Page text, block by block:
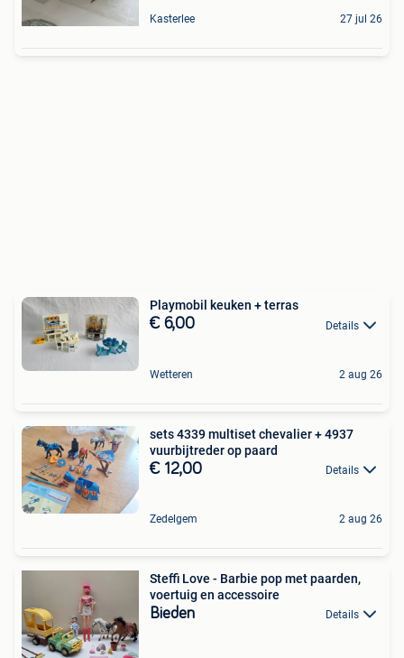
Kasterlee 27 jul 26
Playmobil keuken + terras
€ 6,00 Details
Wetteren 2 aug 26
sets 4339 multiset chevalier + 4937
vuurbijtreder op paard
€ 12,00 Details
Zedelgem 2 aug 26
Steffi Love - Barbie pop met paarden,
voertuig en accessoire
Bieden Details